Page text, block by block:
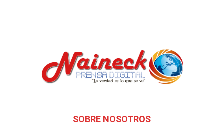
SOBRE NOSOTROS